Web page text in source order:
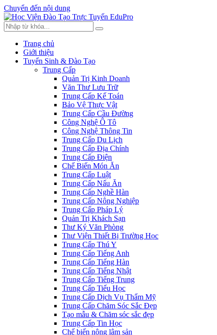
Chuyển đến nội dung
Trang chủ
Giới thiệu
Tuyển Sinh & Đào Tạo
Trung Cấp
Quản Trị Kinh Doanh
Văn Thư Lưu Trữ
Trung Cấp Kế Toán
Bảo Vệ Thực Vật
Trung Cấp Cầu Đường
Công Nghệ Ô Tô
Công Nghệ Thông Tin
Trung Cấp Du Lịch
Trung Cấp Địa Chính
Trung Cấp Điện
Chế Biến Món Ăn
Trung Cấp Luật
Trung Cấp Nấu Ăn
Trung Cấp Nghề Hàn
Trung Cấp Nông Nghiệp
Trung Cấp Pháp Lý
Quản Trị Khách Sạn
Thư Ký Văn Phòng
Thư Viện Thiết Bị Trường Học
Trung Cấp Thú Y
Trung Cấp Tiếng Anh
Trung Cấp Tiếng Hàn
Trung Cấp Tiếng Nhật
Trung Cấp Tiếng Trung
Trung Cấp Tiểu Học
Trung Cấp Dịch Vụ Thẩm Mỹ
Trung Cấp Chăm Sóc Sắc Đẹp
Tạo mẫu & Chăm sóc sắc đẹp
Trung Cấp Tin Học
Chế biến nông lâm sản